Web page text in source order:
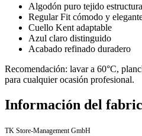
Algodón puro tejido
Regular Fit cómodo y
Cuello Kent adaptable
Azul claro distinguido
Acabado refinado duradero
Recomendación: lavar a 60°C,
para cualquier ocasión profesional.
Información del
TK Store-Management GmbH